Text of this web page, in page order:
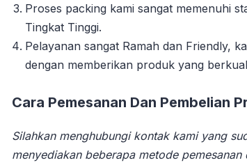
Proses packing kami sangat memenuhi
Tingkat Tinggi.
Pelayanan sangat Ramah dan Friendly,
dengan memberikan produk yang
Cara Pemesanan Dan Pembelian
Silahkan menghubungi kontak kami yang
menyediakan beberapa metode